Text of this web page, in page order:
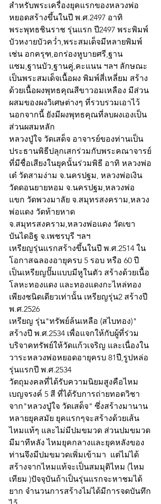
สำหรับพระเครื่องยุคแรกของหลวงพ่อ
หยอดสร้างขึ้นในปี พ.ศ.2497 อาทิ
พระพุทธชินราช รุ่นแรก ปี2497 พระพิมพ์
บัวหงายบัวคว่ำ,พระสมเด็จมีหลายพิมพ์
เช่น อกครุฑ,อกร่องหูบายศรี,ฐาน
แซม,ฐานบัว,ฐานคู่,คะแนน ฯลฯ ลักษณะ
เป็นพระสมเด็จเนื้อผง พิมพ์สี่เหลี่ยม สร้าง
ด้วยเนื้อผงพุทธคุณสีขาวอมเหลือง มีส่วน
ผสมของผงวิเศษต่างๆ ที่รวบรวมเอาไว้
นอกจากนี้ ยังมีผงพุทธคุณที่ลบผงเองเป็น
ส่วนผสมหลัก
หลวงปู่ใจ วัดเสด็จ อาจารย์ของท่านเป็น
ประธานพิธีปลุกเสกร่วมกับพระคณาจารย์
ที่มีชื่อเสียงในยุคนั้นร่วมพิธี อาทิ หลวงพ่อ
เต๋ วัดสามง่าม จ.นครปฐม, หลวงพ่อเงิน
วัดดอนยายหอม จ.นครปฐม,หลวงพ่อ
แขก วัดพวงมาลัย จ.สมุทรสงคราม,หลวง
พ่อแดง วัดท้ายหาด
จ.สมุทรสงคราม,หลวงพ่อแดง วัดเขา
บันไดอิฐ จ.เพชรบุรี ฯลฯ
เหรียญรุ่นแรกสร้างขึ้นในปี พ.ศ.2514 ใน
โอกาสฉลองอายุครบ 5 รอบ หรือ 60 ปี
เป็นเหรียญปั๊มแบบมีหูในตัว สร้างด้วยเนื้อ
โลหะทองแดง และทองแดงกะไหล่ทอง
เพียงชนิดเดียวเท่านั้น เหรียญรุ่น2 สร้างปี
พ.ศ.2526
เหรียญ รุ่น"ทรัพย์ล้นเหลือ (สไบทอง)"
สร้างปี พ.ศ.2534 เพื่อแจกให้กับผู้ที่ร่วม
บริจาคทรัพย์ให้วัดแก้วเจริญ และเนื่องใน
วาระหลวงพ่อหยอดอายุครบ 81ปี,รูปหล่อ
รุ่นแรกปี พ.ศ.2534
วัตถุมงคลที่ได้รับความนิยมสูงคือไหม
เบญจรงค์ 5 สี ที่ได้รับการถ่ายทอดวิชา
จาก"หลวงปู่ใจ วัดเสด็จ" ซึ่งสร้างมานาน
หลายยุคสมัย ยุคแรกๆจะสร้างด้วยเส้น
ไหมแท้ๆ และไม่มีปมขมวด ส่วนปมขมวด
มีมาทีหลัง ไหมยุคกลางและยุคหลังของ
ท่านจึงมีปมขมวดเพิ่มเข้ามา  แต่ไม่ได้
สร้างจากไหมแท้จะเป็นสมมุติไหม (ไหม
เทียม )ปัจจุบันถ้าเป็นรุ่นแรกจะหาชมได้
ยาก จำนวนการสร้างไม่ได้มีการจดบันทึก